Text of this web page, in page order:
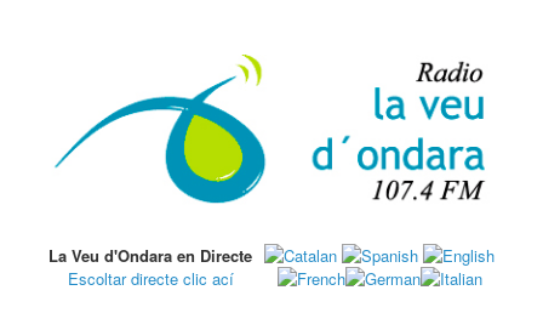
La Veu d'Ondara en Directe
Escoltar directe clic ací